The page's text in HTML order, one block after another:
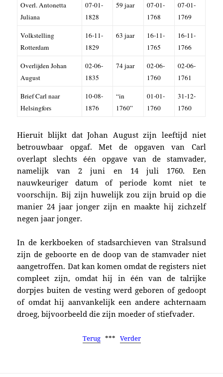
Overl. Antonetta
Juliana
07-01-
1828
59 jaar
07-01-
1768
07-01-
1769
Volkstelling
Rotterdam
16-11-
1829
63 jaar
16-11-
1765
16-11-
1766
Overlijden Johan
August
02-06-
1835
74 jaar
02-06-
1760
02-06-
1761
Brief Carl naar
Helsingfors
10-08-
1876
“in
1760”
01-01-
1760
31-12-
1760
Hieruit blijkt dat Johan August zijn leeftijd niet
betrouwbaar opgaf. Met de opgaven van Carl
overlapt slechts één opgave van de stamvader,
namelijk van2 juni en 14 juli 1760. Een
nauwkeuriger datum of periode komt niet te
voorschijn. Bij zijn huwelijk zou zijn bruid op die
manier 24 jaar jonger zijn en maakte hij zichzelf
negen jaar jonger.
Inde kerkboeken of stadsarchievenvan Stralsund
zijn de geboorte en de doop van de stamvader niet
aangetroffen. Dat kan komen omdat de registers niet
compleet zijn, omdat hij in één van de talrijke
dorpjes buiten de vesting werd geboren of gedoopt
of omdat hij aanvankelijk een andere achternaam
droeg, bijvoorbeeld die zijn moeder of stiefvader.
Terug *** Verder